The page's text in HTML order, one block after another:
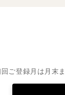
ご登録月は月末